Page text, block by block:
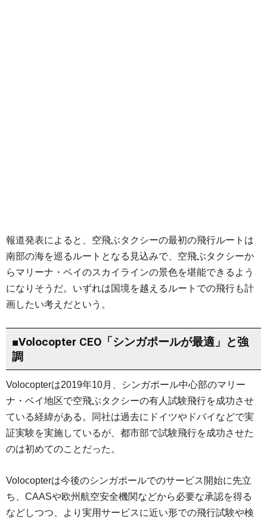
報道発表によると、空飛ぶタクシーの最初の飛行ルートは
南部の海を巡るルートとなる見込みで、空飛ぶタクシーか
らマリーナ・ベイのスカイラインの景色を堪能できるよう
になりそうだ。いずれは国境を越えるルートでの飛行も計
画したい考えだという。
■Volocopter CEO「シンガポールが最適」と強
調
Volocopterは2019年10月、シンガポール中心部のマリー
ナ・ベイ地区で空飛ぶタクシーの有人試験飛行を成功させ
ている経緯がある。同社は過去にドイツやドバイなどで実
証実験を実施しているが、都市部で試験飛行を成功させた
のは初めてのことだった。
Volocopterは今後のシンガポールでのサービス開始に先立
ち、CAASや欧州航空安全機関などから必要な承認を得る
などしつつ、より実用サービスに近い形での飛行試験や検